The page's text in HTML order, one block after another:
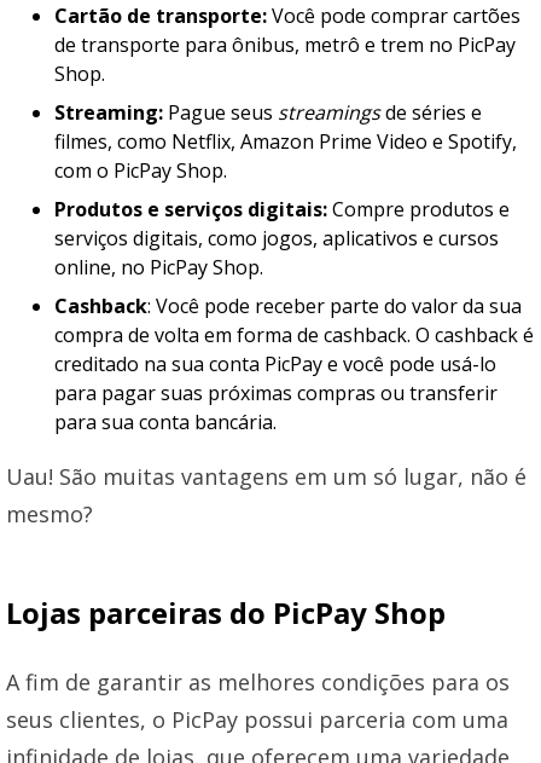
Cartão de transporte:Você pode comprar cartões
de transporte para ônibus, metrô e trem no PicPay
Shop.
Streaming: Pague seus streamingsde séries e
filmes, como Netflix, Amazon Prime Video e Spotify,
com o PicPay Shop.
Produtos e serviços digitais:Compre produtos e
serviços digitais, como jogos, aplicativos e cursos
online, no PicPay Shop.
Cashback: Você pode receber parte do valor da sua
compra de volta em forma de cashback. O cashback é
creditado na sua conta PicPay e você pode usá-lo
para pagar suas próximas compras ou transferir
para sua conta bancária.
Uau! São muitas vantagens em um só lugar, não é
mesmo?
Lojas parceiras do PicPay Shop
A fim de garantir as melhores condições para os
seus clientes, o PicPay possui parceria com uma
infinidade de lojas, que oferecem uma variedade